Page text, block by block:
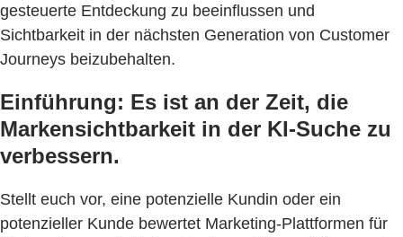
gesteuerte Entdeckung zu beeinflussen und
Sichtbarkeit in der nächsten Generation von Customer
Journeys beizubehalten.
Einführung: Es ist an der Zeit, die
Markensichtbarkeit in der KI-Suche zu
verbessern.
Stellt euch vor, eine potenzielle Kundin oder ein
potenzieller Kunde bewertet Marketing-Plattformen für